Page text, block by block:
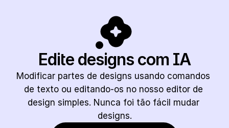
Edite designs com IA
Modificar partes de designs usando comandos
de texto ou editando-os no nosso editor de
design simples. Nunca foi tão fácil mudar
designs.